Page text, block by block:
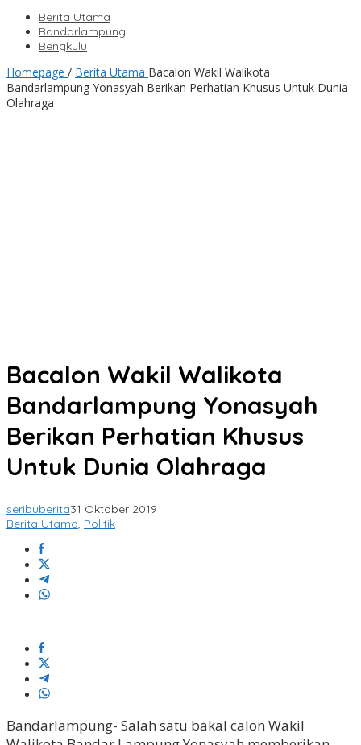
Berita Utama
Bandarlampung
Bengkulu
Homepage / Berita Utama Bacalon Wakil Walikota
Bandarlampung Yonasyah Berikan Perhatian Khusus Untuk Dunia
Olahraga
Bacalon Wakil Walikota
Bandarlampung Yonasyah
Berikan Perhatian Khusus
Untuk Dunia Olahraga
seribuberita31 Oktober 2019
Berita Utama, Politik
Bandarlampung- Salah satu bakal calon Wakil